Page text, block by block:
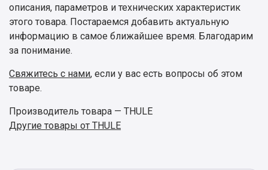
описания, параметров и технических характеристик
этого товара. Постараемся добавить актуальную
информацию в самое ближайшее время. Благодарим
за понимание.
Свяжитесь с нами, если у вас есть вопросы об этом
товаре.
Производитель товара — THULE
Другие товары от THULE